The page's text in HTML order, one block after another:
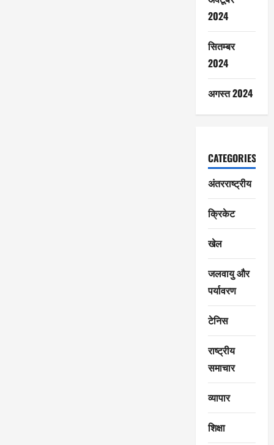
2024
सितम्बर
2024
अगस्त 2024
CATEGORIES
अंतरराष्ट्रीय
क्रिकेट
खेल
जलवायु और
पर्यावरण
टेनिस
राष्ट्रीय
समाचार
व्यापार
शिक्षा